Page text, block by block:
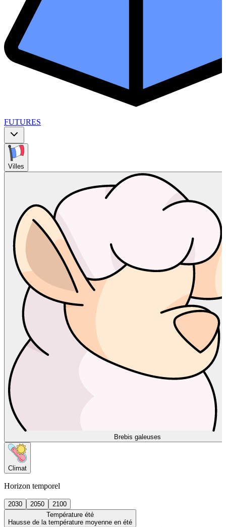
FUTURES
Villes
Brebis galeuses
Climat
Horizon temporel
2030 2050
2100
Température été
Hausse de la température moyenne en été